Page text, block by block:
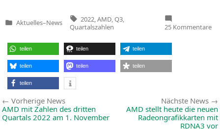
Veröffentlicht
Aktuelles–News
Tags:
2022 AMD Q3
Quartalszahlen
25 Kommentarezu
teilen teilen teilen
teilen teilen teilen
teilen
Beitragsnavigation
Vorherige NewsVorherige
News:
AMD mit Zahlen des dritten
Quartals 2022 am 1. November
Nächste News
AMD stellt heute die neuen
Radeongrafikkarten mit
RDNA3 vor